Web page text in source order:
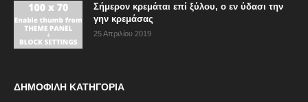
Σήμερον κρεμάται επί ξύλου, ο εν ύδασι την
γην κρεμάσας
25 Απριλίου 2019
ΔΗΜΟΦΙΛΗ ΚΑΤΗΓΟΡΙΑ